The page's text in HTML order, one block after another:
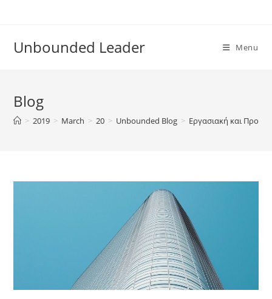
Unbounded Leader Menu
Blog
> 2019 > March > 20 > Unbounded Blog > Εργασιακή και